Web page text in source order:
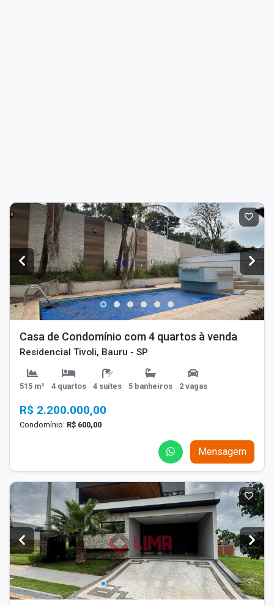
Casa de Condomínio com 4 quartos à venda
Residencial Tivoli, Bauru - SP
515 m² 4 quartos 4 suítes 5 banheiros 2 vagas
R$ 2.200.000,00
Condomínio: R$ 600,00
Mensagem